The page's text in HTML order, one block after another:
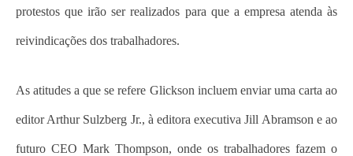
protestos que irão ser realizados para que a empresa atenda às
reivindicações dos trabalhadores.
As atitudes a que se refere Glickson incluem enviar uma carta ao
editor Arthur Sulzberg Jr., à editora executiva Jill Abramson e ao
futuro CEO Mark Thompson, onde os trabalhadores fazem o